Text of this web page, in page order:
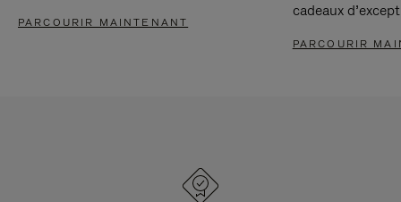
PARCOURIR MAINTENANT
cadeaux
PARCOURIR